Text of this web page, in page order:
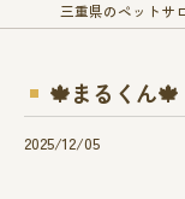
🍁まるくん🍁
2025/12/05